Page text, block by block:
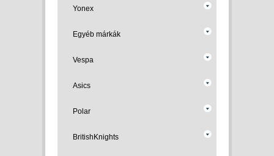
Yonex
Egyéb márkák
Vespa
Asics
Polar
BritishKnights